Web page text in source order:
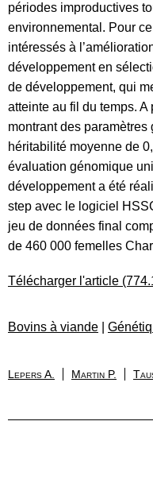
périodes improductives
environnemental. Pour
intéressés à
développement en
de développement, qui
atteinte au fil du temps. A
montrant des paramètres
héritabilité moyenne de
évaluation génomique
développement a été
step avec le logiciel
jeu de données final
de 460 000 femelles
Télécharger l'article
Bovins à viande
Lepers A. Martin P.